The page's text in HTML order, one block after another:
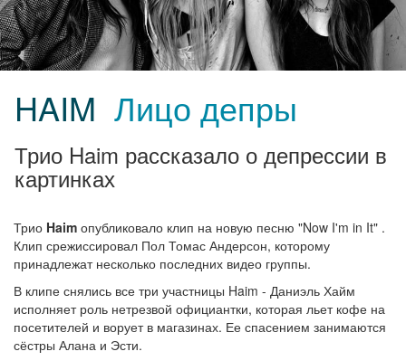
HAIM Лицо депры
Трио Haim рассказало о депрессии в
картинках
Трио Haim опубликовало клип на новую песню "Now I'm in It" .
Клип срежиссировал Пол Томас Андерсон, которому
принадлежат несколько последних видео группы.
В клипе снялись все три участницы Haim - Даниэль Хайм
исполняет роль нетрезвой официантки, которая льет кофе на
посетителей и ворует в магазинах. Ее спасением занимаются
сёстры Алана и Эсти.